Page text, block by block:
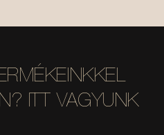
SZABADIDŐFOTEL
GYÁR MISIRUI
ITT VAGYUNK